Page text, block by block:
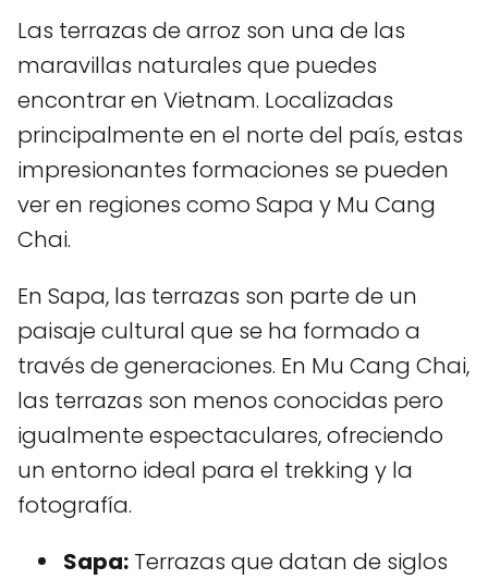
Las terrazas de arroz son una de las
maravillas naturales que puedes
encontrar en Vietnam. Localizadas
principalmente en el norte del país, estas
impresionantes formaciones se pueden
ver en regiones como Sapa y Mu Cang
Chai.
En Sapa, las terrazas son parte de un
paisaje cultural que se ha formado a
través de generaciones. En Mu Cang Chai,
las terrazas son menos conocidas pero
igualmente espectaculares, ofreciendo
un entorno ideal para el trekking y la
fotografía.
Sapa: Terrazas que datan de siglos